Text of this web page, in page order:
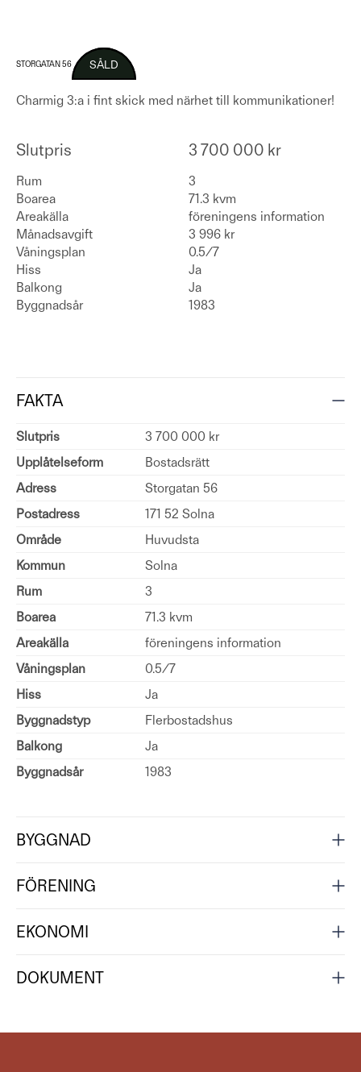
STORGATAN 56 SÅLD
Charmig 3:a i fint skick med närhet till kommunikationer!
Slutpris 3 700 000 kr
Rum
3
Boarea
71.3 kvm
Areakälla
föreningens information
Månadsavgift
3 996 kr
Våningsplan
0.5/7
Hiss
Ja
Balkong
Ja
Byggnadsår
1983
FAKTA
Slutpris
3 700 000 kr
Upplåtelseform
Bostadsrätt
Adress
Storgatan 56
Postadress
171 52 Solna
Område
Huvudsta
Kommun
Solna
Rum
3
Boarea
71.3 kvm
Areakälla
föreningens information
Våningsplan
0.5/7
Hiss
Ja
Byggnadstyp
Flerbostadshus
Balkong
Ja
Byggnadsår
1983
BYGGNAD
FÖRENING
EKONOMI
DOKUMENT